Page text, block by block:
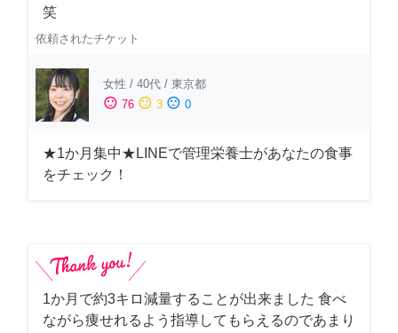
笑
依頼されたチケット
女性 / 40代 / 東京都
sentiment_satisfied 76 sentiment_neutral 3 sentiment_dissatisfied 0
★1か月集中★LINEで管理栄養士があなたの食事
をチェック！
1か月で約3キロ減量することが出来ました 食べ
ながら痩せれるよう指導してもらえるのであまり